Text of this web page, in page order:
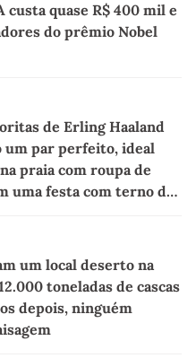
custa quase R$ 400 mil e
do prêmio Nobel
de Erling Haaland
um par perfeito, ideal
praia com roupa de
uma festa com terno de
um local deserto na
toneladas de cascas
depois, ninguém